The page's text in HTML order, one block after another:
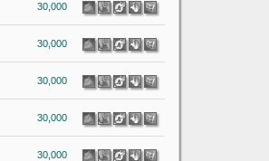
30,000
30,000
30,000
30,000
30,000